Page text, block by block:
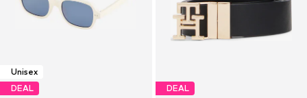
Unisex
DEAL
DEAL